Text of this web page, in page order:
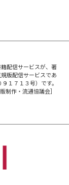
配信サービスが、著
版配信サービスであ
１７１３号）です。
制作・流通協議会］